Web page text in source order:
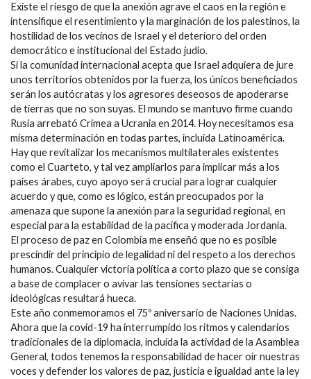
Existe el riesgo de que la anexión agrave el caos en la región e
intensifique el resentimiento y la marginación de los palestinos, la
hostilidad de los vecinos de Israel y el deterioro del orden
democrático e institucional del Estado judío.
Si la comunidad internacional acepta que Israel adquiera de jure
unos territorios obtenidos por la fuerza, los únicos beneficiados
serán los autócratas y los agresores deseosos de apoderarse
de tierras que no son suyas. El mundo se mantuvo firme cuando
Rusia arrebató Crimea a Ucrania en 2014. Hoy necesitamos esa
misma determinación en todas partes, incluida Latinoamérica.
Hay que revitalizar los mecanismos multilaterales existentes
como el Cuarteto, y tal vez ampliarlos para implicar más a los
países árabes, cuyo apoyo será crucial para lograr cualquier
acuerdo y que, como es lógico, están preocupados por la
amenaza que supone la anexión para la seguridad regional, en
especial para la estabilidad de la pacífica y moderada Jordania.
El proceso de paz en Colombia me enseñó que no es posible
prescindir del principio de legalidad ni del respeto a los derechos
humanos. Cualquier victoria política a corto plazo que se consiga
a base de complacer o avivar las tensiones sectarias o
ideológicas resultará hueca.
Este año conmemoramos el 75º aniversario de Naciones Unidas.
Ahora que la covid-19 ha interrumpido los ritmos y calendarios
tradicionales de la diplomacia, incluida la actividad de la Asamblea
General, todos tenemos la responsabilidad de hacer oír nuestras
voces y defender los valores de paz, justicia e igualdad ante la ley